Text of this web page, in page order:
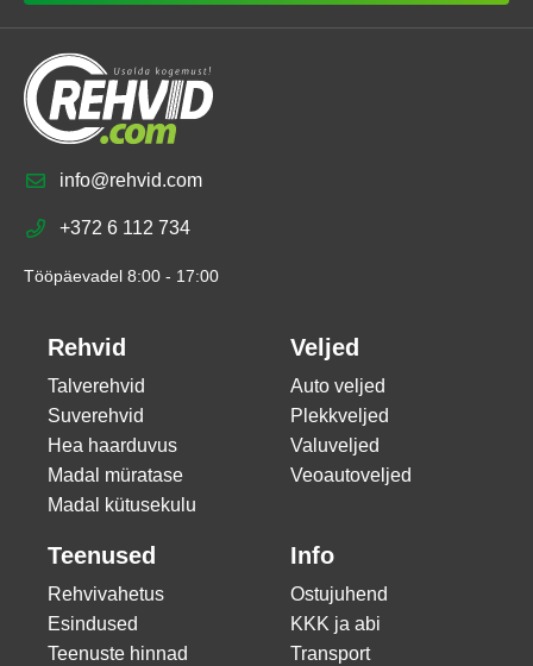
info@rehvid.com
+372 6 112 734
Tööpäevadel 8:00 - 17:00
Rehvid
Talverehvid
Suverehvid
Hea haarduvus
Madal müratase
Madal kütusekulu
Veljed
Auto veljed
Plekkveljed
Valuveljed
Veoautoveljed
Teenused
Rehvivahetus
Esindused
Teenuste hinnad
Info
Ostujuhend
KKK ja abi
Transport